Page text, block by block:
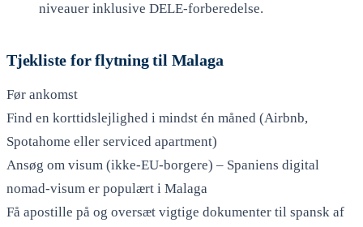
niveauer inklusive DELE-forberedelse.
Tjekliste for flytning til Malaga
Før ankomst
Find en korttidslejlighed i mindst én måned (Airbnb,
Spotahome eller serviced apartment)
Ansøg om visum (ikke-EU-borgere) – Spaniens digital
nomad-visum er populært i Malaga
Få apostille på og oversæt vigtige dokumenter til spansk af